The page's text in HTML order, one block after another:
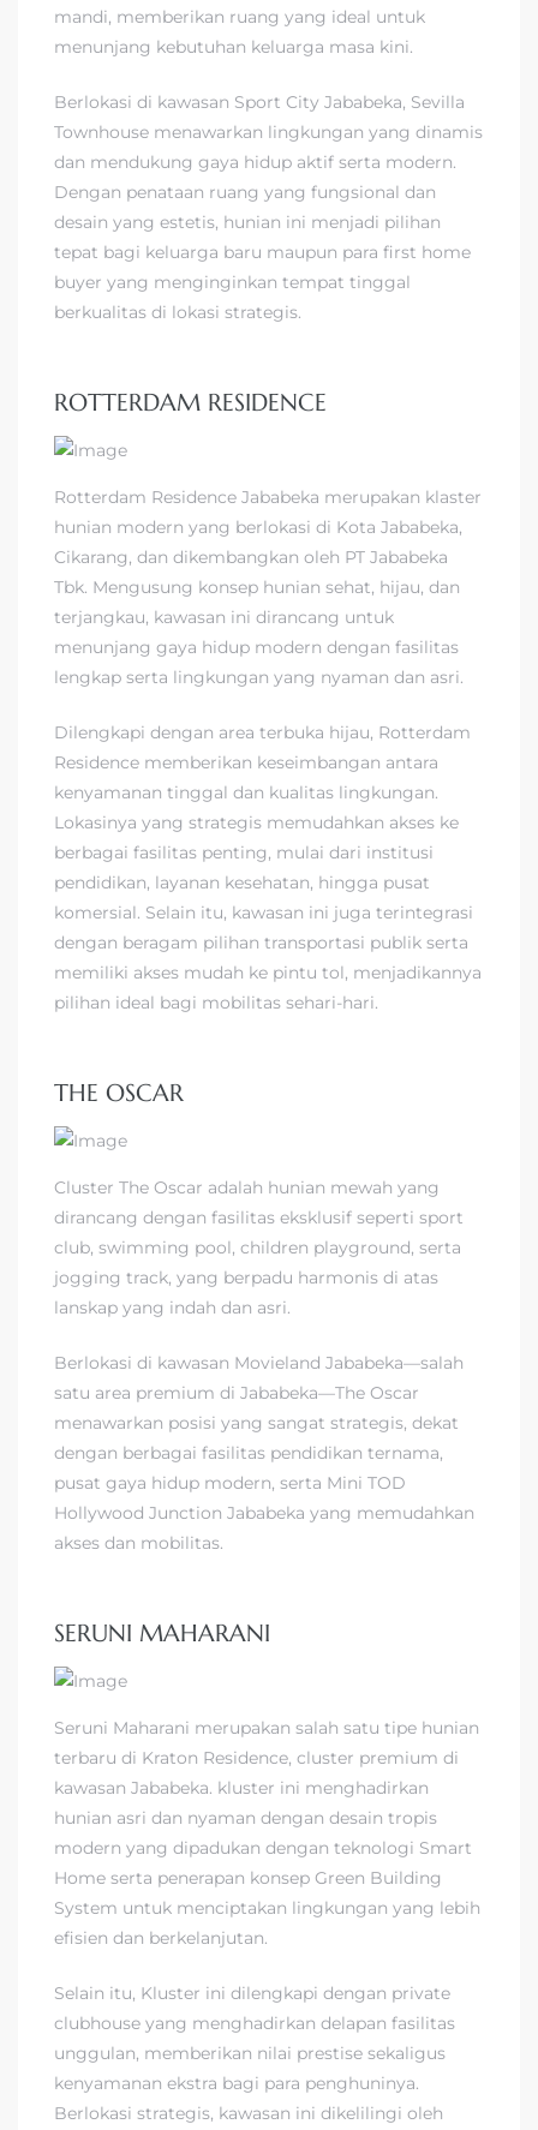
mandi, memberikan ruang yang ideal untuk
menunjang kebutuhan keluarga masa kini.
Berlokasi di kawasan Sport City Jababeka, Sevilla
Townhouse menawarkan lingkungan yang dinamis
dan mendukung gaya hidup aktif serta modern.
Dengan penataan ruang yang fungsional dan
desain yang estetis, hunian ini menjadi pilihan
tepat bagi keluarga baru maupun para first home
buyer yang menginginkan tempat tinggal
berkualitas di lokasi strategis.
ROTTERDAM RESIDENCE
Rotterdam Residence Jababeka merupakan klaster
hunian modern yang berlokasi di Kota Jababeka,
Cikarang, dan dikembangkan oleh PT Jababeka
Tbk. Mengusung konsep hunian sehat, hijau, dan
terjangkau, kawasan ini dirancang untuk
menunjang gaya hidup modern dengan fasilitas
lengkap serta lingkungan yang nyaman dan asri.
Dilengkapi dengan area terbuka hijau, Rotterdam
Residence memberikan keseimbangan antara
kenyamanan tinggal dan kualitas lingkungan.
Lokasinya yang strategis memudahkan akses ke
berbagai fasilitas penting, mulai dari institusi
pendidikan, layanan kesehatan, hingga pusat
komersial. Selain itu, kawasan ini juga terintegrasi
dengan beragam pilihan transportasi publik serta
memiliki akses mudah ke pintu tol, menjadikannya
pilihan ideal bagi mobilitas sehari-hari.
THE OSCAR
Cluster The Oscar adalah hunian mewah yang
dirancang dengan fasilitas eksklusif seperti sport
club, swimming pool, children playground, serta
jogging track, yang berpadu harmonis di atas
lanskap yang indah dan asri.
Berlokasi di kawasan Movieland Jababeka—salah
satu area premium di Jababeka—The Oscar
menawarkan posisi yang sangat strategis, dekat
dengan berbagai fasilitas pendidikan ternama,
pusat gaya hidup modern, serta Mini TOD
Hollywood Junction Jababeka yang memudahkan
akses dan mobilitas.
SERUNI MAHARANI
Seruni Maharani merupakan salah satu tipe hunian
terbaru di Kraton Residence, cluster premium di
kawasan Jababeka. kluster ini menghadirkan
hunian asri dan nyaman dengan desain tropis
modern yang dipadukan dengan teknologi Smart
Home serta penerapan konsep Green Building
System untuk menciptakan lingkungan yang lebih
efisien dan berkelanjutan.
Selain itu, Kluster ini dilengkapi dengan private
clubhouse yang menghadirkan delapan fasilitas
unggulan, memberikan nilai prestise sekaligus
kenyamanan ekstra bagi para penghuninya.
Berlokasi strategis, kawasan ini dikelilingi oleh